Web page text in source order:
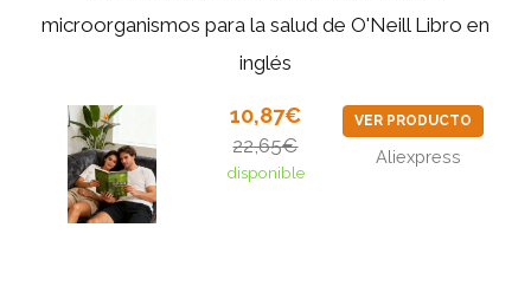
microorganismos para la salud de O'Neill Libro en
inglés
10,87€
22,65€
disponible
VER PRODUCTO
Aliexpress